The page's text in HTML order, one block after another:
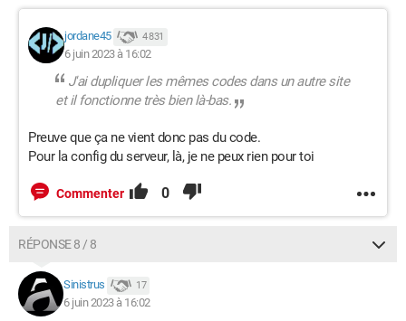
jordane45 4 831
6 juin 2023 à 16:02
J'ai dupliquer les mêmes codes dans un autre site
et il fonctionne très bien là-bas.
Preuve que ça ne vient donc pas du code.
Pour la config du serveur, là, je ne peux rien pour toi
Commenter 0
RÉPONSE 8 / 8
Sinistrus 17
6 juin 2023 à 16:02